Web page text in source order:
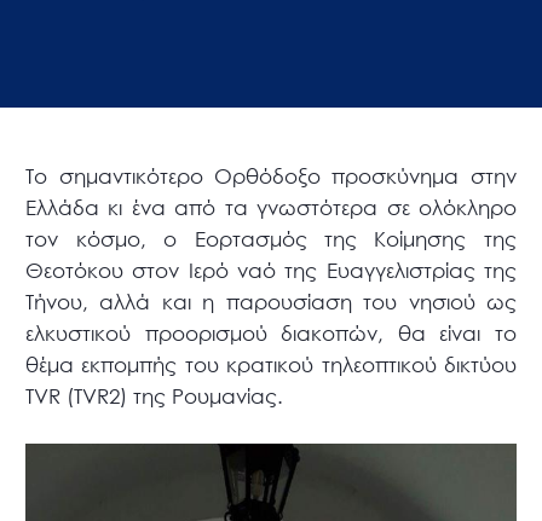
Το σημαντικότερο Ορθόδοξο προσκύνημα στην
Ελλάδα κι ένα από τα γνωστότερα σε ολόκληρο
τον κόσμο, ο Εορτασμός της Κοίμησης της
Θεοτόκου στον Ιερό ναό της Ευαγγελιστρίας της
Τήνου, αλλά και η παρουσίαση του νησιού ως
ελκυστικού προορισμού διακοπών, θα είναι το
θέμα εκπομπής του κρατικού τηλεοπτικού δικτύου
TVR (TVR2) της Ρουμανίας.